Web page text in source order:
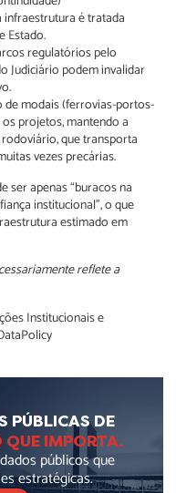
infraestrutura é tratada
Estado.
regulatórios pelo
Judiciário podem invalidar
de modais (ferrovias-portos-
projetos, mantendo a
que transporta
vezes precárias.
ser apenas “buracos na
institucional”, o que
estimado em
reflete a
Institucionais e
PÚBLICAS DE
QUE IMPORTA.
públicos que
estratégicas.